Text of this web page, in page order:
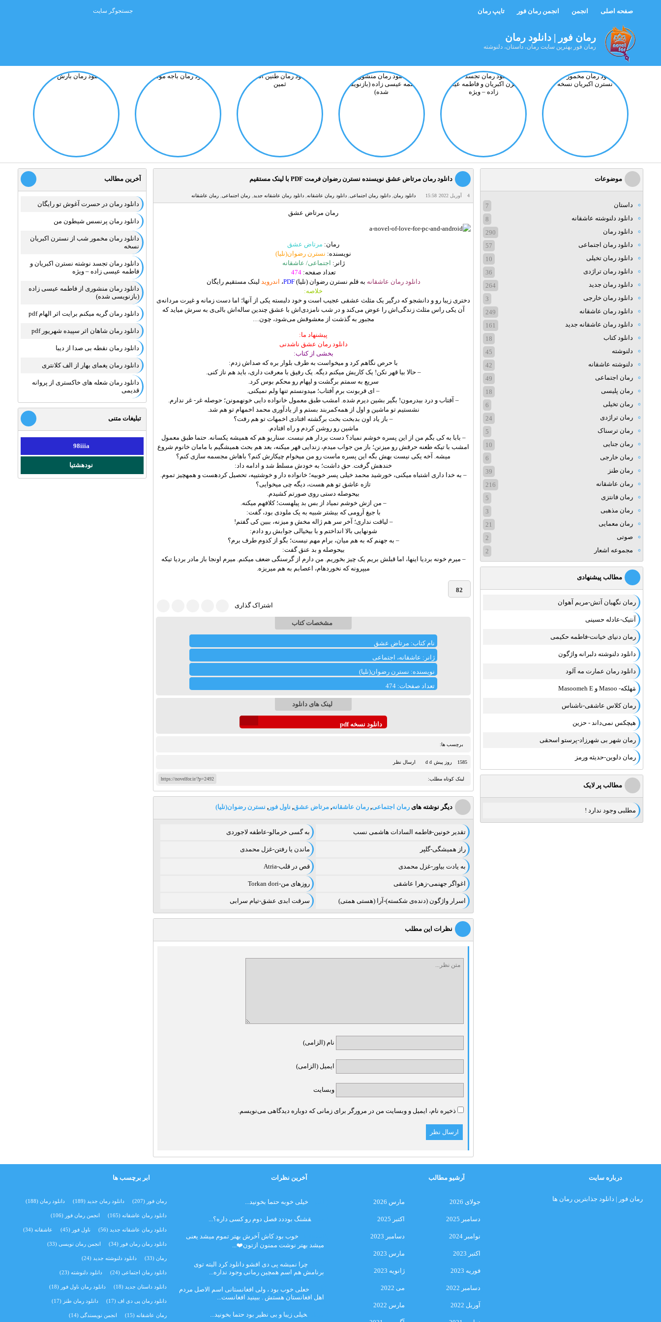
صفحه اصلی انجمن انجمن رمان فور تایپ رمان
رمان فور | دانلود رمان
رمان فور بهترین سایت رمان، داستان، دلنوشته
دانلود رمان مرتاض عشق نویسنده نسترن رضوان فرمت PDF با لینک مستقیم
4 آوریل 2022 15:58 دانلود رمان دانلود رمان اجتماعی دانلود رمان عاشقانه دانلود رمان عاشقانه جدید رمان اجتماعی رمان عاشقانه
رمان مرتاض عشق
رمان: مرتاض عشق
نویسنده: نسترن رضوان(نلیا)
ژانر: اجتماعی/ عاشقانه
تعداد صفحه:474
دانلود رمان عاشقانه به قلم نسترن رضوان (نلیا)PDF، اندروید لینک مستقیم رایگان
خلاصه:
دختری زیبا رو و دانشجو که درگیر یک مثلث عشقی عجیب است و خود دلبسته یکی از آنها؛ اما دست زمانه و غیرت مردانه‌ی
آن یکی راس مثلث زندگی‌اش را عوض می‌کند و در شب نامزدی‌اش با عشق چندین ساله‌اش بالی‌ی به سرش میاید که
مجبور به گذشت از معشوقش می‌شود، چون…
پیشنهاد ما:
دانلود رمان عشق ناشدنی
بخشی از کتاب:
با حرص نگاهم کرد و میخواست به طرف بلوار بره که صداش زدم:
– حالا بیا قهر نکن! یک کاریش میکنم دیگه. یک رفیق با معرفت داری، باید هم ناز کنی.
سریع به سمتم برگشت و لپهام رو محکم بوس کرد.
– ای قربونت برم آفتاب؛ میدونستم تنها ولم نمیکنی.
– آفتاب و درد بیدرمون! بگیر بشین دیرم شده. امشب طبق معمول خانواده دایی خونهمونن؛ حوصله غر- غر ندارم.
نشستیم تو ماشین و اول از همه‌کمربند بستم و از یادآوری محمد اخمهام تو هم شد.
– باز یاد اون بدبخت بخت برگشته افتادی اخمهات تو هم رفت؟
ماشین رو روشن کردم و راه افتادم.
– بابا به کی بگم من از این‌ پسره خوشم نمیاد؟ دست بردار هم نیست. سناریو هم که همیشه یکسانه. حتما طبق معمول
امشب با تیکه طعنه حرفش رو میزنن؛ باز من جواب میدم، زندایی قهر میکنه، بعد هم بحث همیشگیم با مامان خانوم شروع
میشه. آخه یکی نیست بهش بگه این پسره ماست رو من میخوام چیکارش کنم؟ باهاش مجسمه سازی کنم؟
خندهش گرفت. حق داشت؛ به خودش مسلط شد و ادامه داد:
– به خدا داری اشتباه میکنی، خورشید محمد خیلی پسر خوبیه؛ خانواده دار و خوشتیپه، تحصیل کردهست و همهچیز تموم.
تازه عاشق تو هم هست، دیگه چی میخوایی؟
بیحوصله دستی روی صورتم کشیدم.
– من ازش خوشم نمیاد از بس بد پیلهست؛ کلافهم میکنه.
با جیغ آرومی که بیشتر شبیه به یک ملودی بود، گفت:
– لیاقت نداری؛ آخر سر هم ژاله مخش و میزنه، ببین کی گفتم!
شونهایی بالا انداختم و با بیخیالی جوابش رو دادم:
– به جهنم که به هم میان، برام مهم نیست؛ بگو از کدوم طرف برم؟
بیحوصله و بد عنق گفت:
– میرم خونه بردیا اینها، اما قبلش بریم یک چیز بخوریم. من دارم از گرسنگی ضعف میکنم. میرم اونجا باز مادر بردیا تیکه
میپرونه که نخوردهام، اعصابم به هم میریزه‌.
82
اشتراک گذاری
مشخصات کتاب
نام کتاب: مرتاض عشق
ژانر: عاشقانه، اجتماعی
نویسنده: نسترن رضوان(نلیا)
تعداد صفحات: 474
لینک های دانلود
دانلود نسخه pdf
برچسب ها:
1585 روز پيش d d ارسال نظر
https://novelfor.ir/?p=2492 لینک کوتاه مطلب:
دیگر نوشته های رمان اجتماعی, رمان عاشقانه, مرتاض عشق, ناول فور , نسترن رضوان(نلیا)
تقدیر خونین-فاطمه السادات هاشمی نسب به گسی خرمالو-عاطفه لاجوردی
راز همیشگی-گلپر ماندن یا رفتن-غزل محمدی
به یادت بیاور-غزل محمدی قص در قلب-Atria
اغواگر جهنمی-زهرا عاشقی روزهای من-Torkan dori
اسرار واژگون (دنده‌ی شکسته)-آرا (هستی همتی) سرقت ابدی عشق-تیام سرابی
نظرات این مطلب
نام (الزامی)
ایمیل (الزامی)
وبسایت
ذخیره نام، ایمیل و وبسایت من در مرورگر برای زمانی که دوباره دیدگاهی می‌نویسم.
موضوعات
داستان
7
دانلود دلنوشته عاشقانه
8
دانلود رمان
290
دانلود رمان اجتماعی
57
دانلود رمان تخیلی
10
دانلود رمان تراژدی
36
دانلود رمان جدید
264
دانلود رمان خارجی
3
دانلود رمان عاشقانه
249
دانلود رمان عاشقانه جدید
161
دانلود کتاب
18
دلنوشته
45
دلنوشته عاشقانه
42
رمان اجتماعی
49
رمان پلیسی
18
رمان تخیلی
6
رمان تراژدی
24
رمان ترسناک
5
رمان جنایی
10
رمان خارجی
6
رمان طنز
39
رمان عاشقانه
216
رمان فانتزی
5
رمان مذهبی
3
رمان معمایی
21
صوتی
2
مجموعه اشعار
2
مطالب پیشنهادی
رمان نگهبان آتش-مریم آهوان
آنتیک-عادله حسینی
رمان دنیای خیانت-فاطمه حکیمی
دانلود دلنوشته دلبرانه واژگون
دانلود رمان عمارت مه آلود
مَهلکه- Masoo و Masoomeh E
رمان کلاس عاشقی-ناشناس
هیچکس نمی‌داند - حزین
رمان شهر بی شهرزاد-پرستو اسحقی
رمان دلوین-حدیثه ورمز
مطالب پر لایک
مطلبی وجود ندارد !
آخرین مطالب
دانلود رمان در حسرت آغوش تو رایگان
دانلود رمان پرنسس شیطون من
دانلود رمان مخمور شب از نسترن اکبریان
نسخه
دانلود رمان تجسد نوشته نسترن اکبریان و
فاطمه عیسی زاده – ویژه
دانلود رمان منشوری از فاطمه عیسی زاده
(بازنویسی شده)
دانلود رمان گریه میکنم برایت اثر الهام pdf
دانلود رمان شاهان اثر سپیده شهریور pdf
دانلود رمان نقطه بی صدا از دیبا
دانلود رمان یغمای بهار از الف کلانتری
دانلود رمان شعله های خاکستری از پروانه
قدیمی
تبلیغات متنی
98iiia
نودهشتیا
درباره سایت
رمان فور | دانلود جذابترین رمان ها
آرشیو مطالب
جولای 2026 مارس 2026
دسامبر 2025 اکتبر 2025
نوامبر 2024 دسامبر 2023
اکتبر 2023 مارس 2023
فوریه 2023 ژانویه 2023
دسامبر 2022 می 2022
آوریل 2022 مارس 2022
آخرین نظرات
خیلی خوبه حتما بخونید...
قشنگ بوددد فصل دوم رو کسی داره؟...
خوب بود کاش آخرش بهتر تموم میشد یعنی
میشد بهتر نوشت ممنون ازتون❤️...
چرا نمیشه پی دی افشو دانلود کرد البته توی
برنامش هم اسم همچین رمانی وجود نداره...
خعلی خوب بود ، ولی افغانستانی اسم الاصل مردم
اهل افغانستان هستش . ببینید افغانست...
خیلی زیبا و بی نظیر بود حتما بخونید...
ابر برچسب ها
رمان فور (207) دانلود رمان جدید (189) دانلود رمان (188)
دانلود رمان عاشقانه (165) انجمن رمان فور (106)
دانلود رمان عاشقانه جدید (56) ناول فور (45) عاشقانه (34)
دانلود رمان رمان فور (34) انجمن رمان نویسی (33)
رمان (33) دانلود دلنوشته جدید (24)
دانلود رمان اجتماعی‌ (24) دانلود دلنوشته (23)
دانلود داستان جدید (18) دانلود رمان ناول فور (18)
دانلود رمان پی دی اف (17) دانلود رمان طنز (17)
رمان عاشقانه (15) انجمن نویسندگی (14)